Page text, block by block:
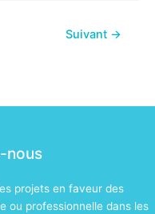
Suivant →
nous
projets en faveur des
ou professionnelle dans les